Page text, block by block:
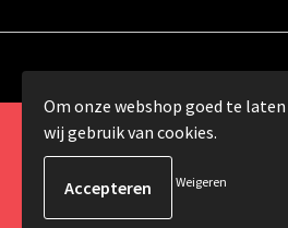
© Copyright 2024
Om onze webshop goed te
wij gebruik van cookies.
Weigeren